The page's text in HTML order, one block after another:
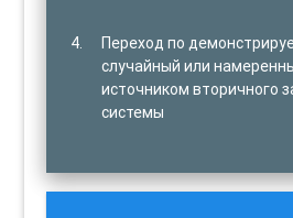
Переход по
случайный или
источником вторичного
системы